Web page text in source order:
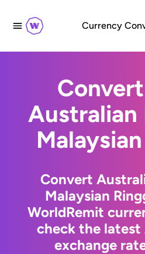
Currency
Australian
Convert
Malaysian
WorldRemit
check the latest
exchange